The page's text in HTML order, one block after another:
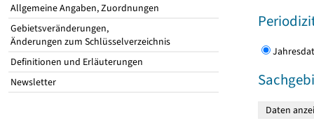
Allgemeine Angaben, Zuordnungen
Gebietsveränderungen,
Änderungen zum Schlüsselverzeichnis
Definitionen und Erläuterungen
Newsletter